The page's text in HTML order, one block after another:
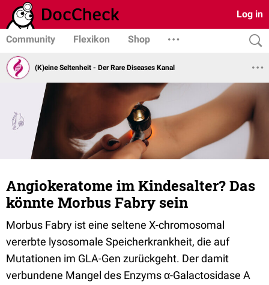
Log in
Community Flexikon Shop
(K)eine Seltenheit - Der Rare Diseases Kanal
Angiokeratome im Kindesalter? Das
könnte Morbus Fabry sein
Morbus Fabry ist eine seltene X-chromosomal
vererbte lysosomale Speicherkrankheit, die auf
Mutationen im GLA-Gen zurückgeht. Der damit
verbundene Mangel des Enzyms α-Galactosidase A